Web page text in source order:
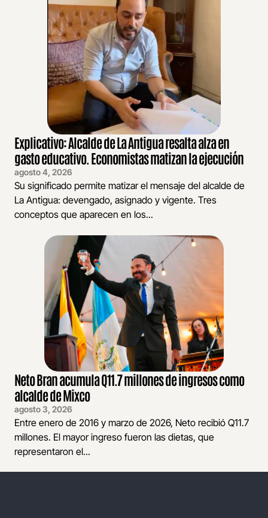
Explicativo: Alcalde de La Antigua resalta alza en
gasto educativo. Economistas matizan la ejecución
agosto 4, 2026
Su significado permite matizar el mensaje del alcalde de
La Antigua: devengado, asignado y vigente. Tres
conceptos que aparecen en los...
Neto Bran acumula Q11.7 millones de ingresos como
alcalde de Mixco
agosto 3, 2026
Entre enero de 2016 y marzo de 2026, Neto recibió Q11.7
millones. El mayor ingreso fueron las dietas, que
representaron el...